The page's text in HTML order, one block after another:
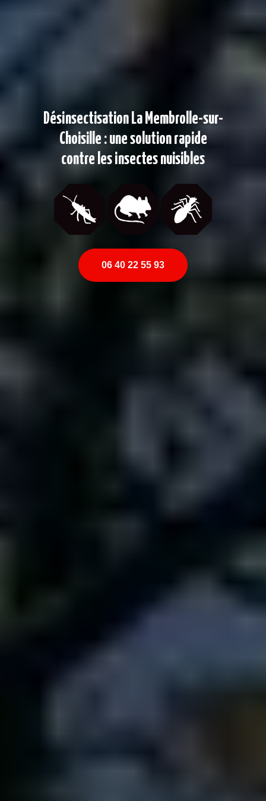
Désinsectisation La Membrolle-sur-
Choisille : une solution rapide
contre les insectes nuisibles
06 40 22 55 93